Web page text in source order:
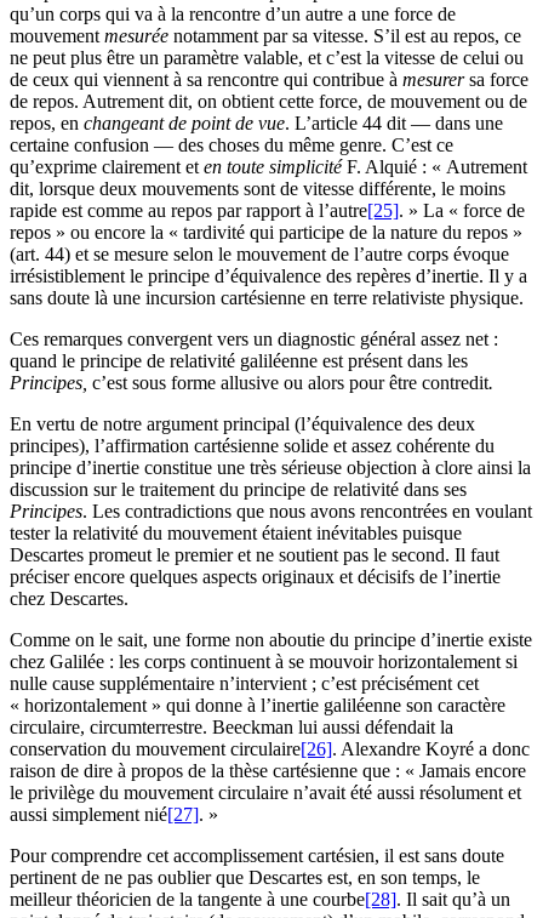
qu’un corps qui va à la rencontre d’un autre a une force de
mouvement mesurée notamment par sa vitesse. S’il est au repos, ce
ne peut plus être un paramètre valable, et c’est la vitesse de celui ou
de ceux qui viennent à sa rencontre qui contribue à mesurersa force
de repos. Autrement dit, on obtient cette force, de mouvement ou de
repos, en changeant de point de vue. L’article 44 dit — dans une
certaine confusion — des choses du même genre. C’est ce
qu’exprime clairement et en toute simplicitéF. Alquié : « Autrement
dit, lorsque deux mouvements sont de vitesse différente, le moins
rapide est comme au repos par rapport à l’autre[25]. » La « force de
repos » ou encore la « tardivité qui participe de la nature du repos »
(art. 44) et se mesure selon le mouvement de l’autre corps évoque
irrésistiblement le principe d’équivalence des repères d’inertie. Il y a
sans doute là une incursion cartésienne en terre relativiste physique.
Ces remarques convergent vers un diagnostic général assez net :
quand le principe de relativité galiléenne est présent dans les
Principes, c’est sous forme allusive ou alors pour être contredit.
En vertu de notre argument principal (l’équivalence des deux
principes), l’affirmation cartésienne solide et assez cohérente du
principe d’inertie constitue une très sérieuse objection à clore ainsi la
discussion sur le traitement du principe de relativité dans ses
Principes. Les contradictions que nous avons rencontrées en voulant
tester la relativité du mouvement étaient inévitables puisque
Descartes promeut le premier et ne soutient pas le second. Il faut
préciser encore quelques aspects originaux et décisifs de l’inertie
chez Descartes.
Comme on le sait, une forme non aboutie du principe d’inertie existe
chez Galilée : les corps continuent à se mouvoir horizontalement si
nulle cause supplémentaire n’intervient ; c’est précisément cet
« horizontalement » qui donne à l’inertie galiléenne son caractère
circulaire, circumterrestre. Beeckman lui aussi défendait la
conservation du mouvement circulaire[26]. Alexandre Koyré a donc
raison de dire à propos de la thèse cartésienne que : « Jamais encore
le privilège du mouvement circulaire n’avait été aussi résolument et
aussi simplement nié[27]. »
Pour comprendre cet accomplissement cartésien, il est sans doute
pertinent de ne pas oublier que Descartes est, en son temps, le
meilleur théoricien de la tangente à une courbe[28]. Il sait qu’à un